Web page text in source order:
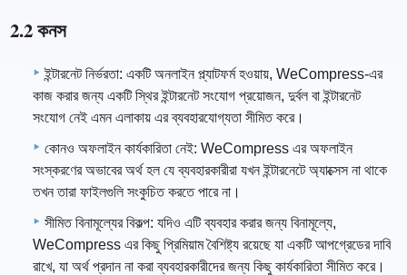
2.2 কনস
ইন্টারনেট নির্ভরতা: একটি অনলাইন প্ল্যাটফর্ম হওয়ায়, WeCompress-এর
কাজ করার জন্য একটি স্থির ইন্টারনেট সংযোগ প্রয়োজন, দুর্বল বা ইন্টারনেট
সংযোগ নেই এমন এলাকায় এর ব্যবহারযোগ্যতা সীমিত করে।
কোনও অফলাইন কার্যকারিতা নেই: WeCompress এর অফলাইন
সংস্করণের অভাবের অর্থ হল যে ব্যবহারকারীরা যখন ইন্টারনেটে অ্যাক্সেস না থাকে
তখন তারা ফাইলগুলি সংকুচিত করতে পারে না।
সীমিত বিনামূল্যের বিকল্প: যদিও এটি ব্যবহার করার জন্য বিনামূল্যে,
WeCompress এর কিছু প্রিমিয়াম বৈশিষ্ট্য রয়েছে যা একটি আপগ্রেডের দাবি
রাখে, যা অর্থ প্রদান না করা ব্যবহারকারীদের জন্য কিছু কার্যকারিতা সীমিত করে।